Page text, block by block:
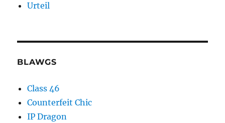
Urteil
BLAWGS
Class 46
Counterfeit Chic
IP Dragon